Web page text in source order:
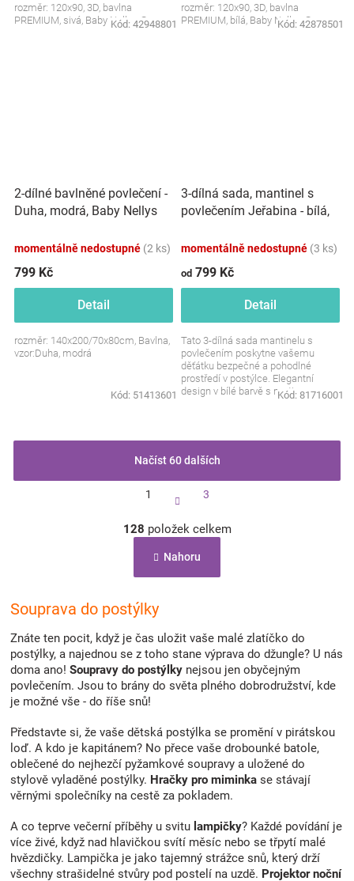
rozměr: 120x90, 3D, bavlna
PREMIUM, sivá, Baby Nellys ®
Kód: 42948801
rozměr: 120x90, 3D, bavlna
PREMIUM, bílá, Baby Nellys ®
Kód: 42878501
2-dílné bavlněné povlečení -
Duha, modrá, Baby Nellys
momentálně nedostupné (2 ks)
799 Kč
Detail
rozměr: 140x200/70x80cm, Bavlna,
vzor:Duha, modrá
Kód: 51413601
3-dílná sada, mantinel s
povlečením Jeřabina - bílá,
momentálně nedostupné (3 ks)
od 799 Kč
Detail
Tato 3-dílná sada mantinelu s
povlečením poskytne vašemu
děťátku bezpečné a pohodlné
prostředí v postýlce. Elegantní
design v bílé barvě s motivem
Kód: 81716001
v
á
d
p
r
v
k
y
p
i
s
u
Načíst 60 dalších
t
á
n
k
v
1 3
128 položek celkem
Nahoru
Souprava do postýlky
Znáte ten pocit, když je čas uložit vaše malé zlatíčko do
postýlky, a najednou se z toho stane výprava do džungle? U nás
doma ano! Soupravy do postýlky nejsou jen obyčejným
povlečením. Jsou to brány do světa plného dobrodružství, kde
je možné vše - do říše snů!
Představte si, že vaše dětská postýlka se promění v pirátskou
loď. A kdo je kapitánem? No přece vaše drobounké batole,
oblečené do nejhezčí pyžamkové soupravy a uložené do
stylově vyladěné postýlky. Hračky pro miminka se stávají
věrnými společníky na cestě za pokladem.
A co teprve večerní příběhy u svitu lampičky? Každé povídání je
více živé, když nad hlavičkou svítí měsíc nebo se třpytí malé
hvězdičky. Lampička je jako tajemný strážce snů, který drží
všechny strašidelné stvůry pod postelí na uzdě. Projektor noční